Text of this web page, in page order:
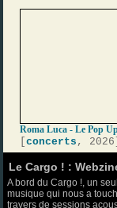
Roma Luca - Le Pop
[concerts , 2026]
Le Cargo ! :
A bord du Cargo !, un
musique qui nous a
travers de sessions